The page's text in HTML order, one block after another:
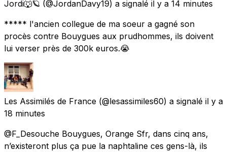
Jordi🐺🪐 (@JordanDavy19) a signalé il y a 14 minutes
***** l'ancien collegue de ma soeur a gagné son
procès contre Bouygues aux prudhommes, ils doivent
lui verser près de 300k euros.😭
Les Assimilés de France (@lesassimiles60) a signalé il y a
18 minutes
@F_Desouche Bouygues, Orange Sfr, dans cinq ans,
n’existeront plus ça pue la naphtaline ces gens-là, ils